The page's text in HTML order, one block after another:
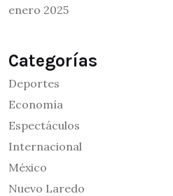
enero 2025
Categorías
Deportes
Economía
Espectáculos
Internacional
México
Nuevo Laredo